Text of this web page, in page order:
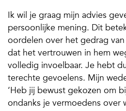
Ik wil je graag mijn advies
persoonlijke mening. Dit
oordelen over het gedrag
dat het vertrouwen in hem
volledig invoelbaar. Je hebt
terechte gevoelens. Mijn
‘Heb jij bewust gekozen om
ondanks je vermoedens over